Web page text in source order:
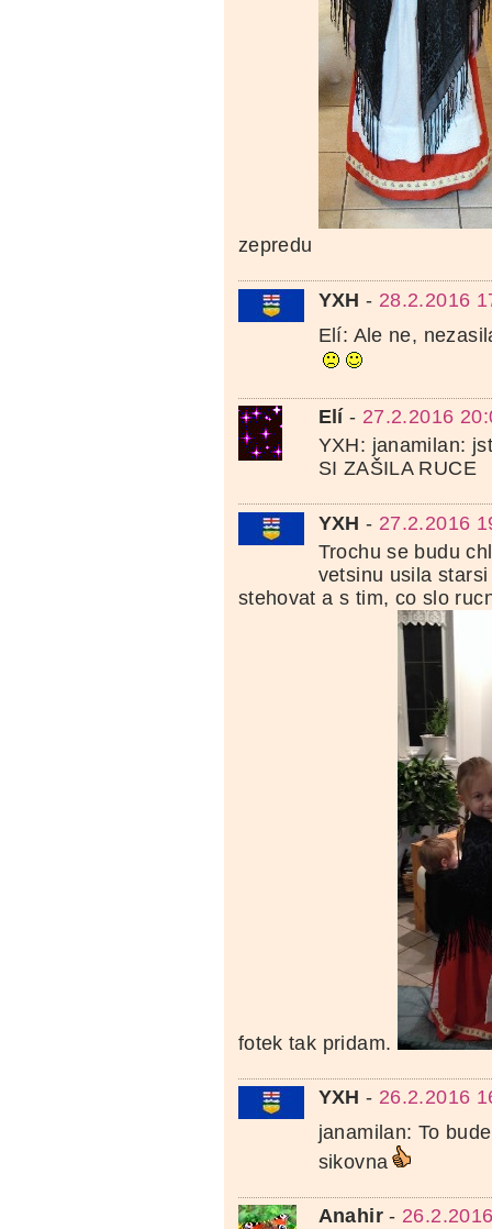
zepredu
YXH - 28.2.2016
Elí: Ale ne,
Elí - 27.2.2016
YXH: janamilan:
SI ZAŠILA RUCE
YXH - 27.2.2016
Trochu se budu
vetsinu usila
stehovat a s tim, co slo
fotek tak pridam.
YXH - 26.2.2016
janamilan: To
sikovna
Anahir-